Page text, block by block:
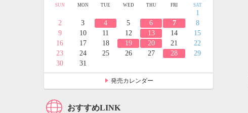
SUN MON TUE WED THU FRI SAT
1
2
3 4 5 6 7
8
9
10 11 12 13 14
15
16
17 18 19 20 21
22
23
24 25 26 27 28
29
30
31
発売カレンダー
おすすめLINK